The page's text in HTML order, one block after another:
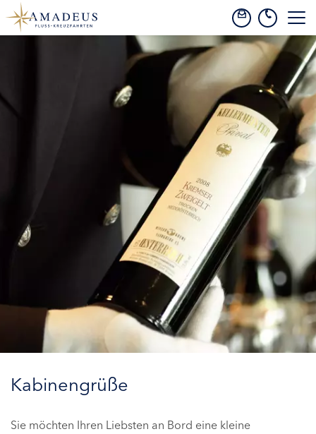
Kabinengrüße
Sie möchten Ihren Liebsten an Bord eine kleine